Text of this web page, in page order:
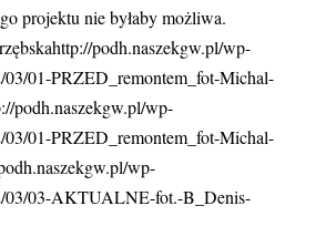
projektu nie byłaby możliwa.
podh.naszekgw.pl/wp-
03/01-PRZED_remontem_fot-Michal-
podh.naszekgw.pl/wp-
03/01-PRZED_remontem_fot-Michal-
wp-
03/03-AKTUALNE-fot.-B_Denis-